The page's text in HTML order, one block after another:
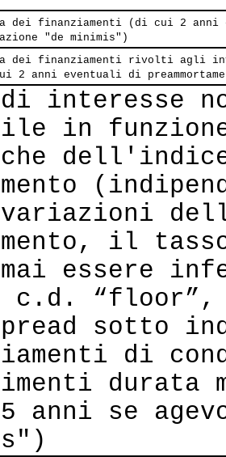
dei finanziamenti (di cui 2 anni
"de minimis")
dei finanziamenti rivolti agli
2 anni eventuali di
di interesse
in
il
essere
c.d.
sotto
di
durata
anni se